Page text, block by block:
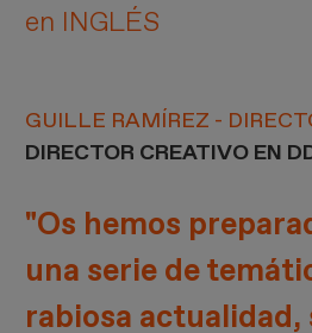
en INGLÉS
GUILLE RAMÍREZ -
DIRECTOR CREATIVO EN
"Os hemos
una serie de
rabiosa